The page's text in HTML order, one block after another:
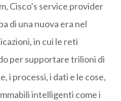
Cisco’s service provider
di una nuova era nel
in cui le reti
per supportare trilioni di
i processi, i dati e le cose,
intelligenti come i